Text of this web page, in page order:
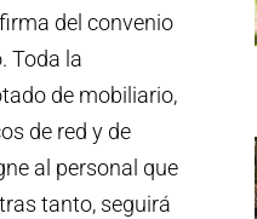
del convenio
Toda la
de mobiliario,
de red y de
al personal que
tanto, seguirá